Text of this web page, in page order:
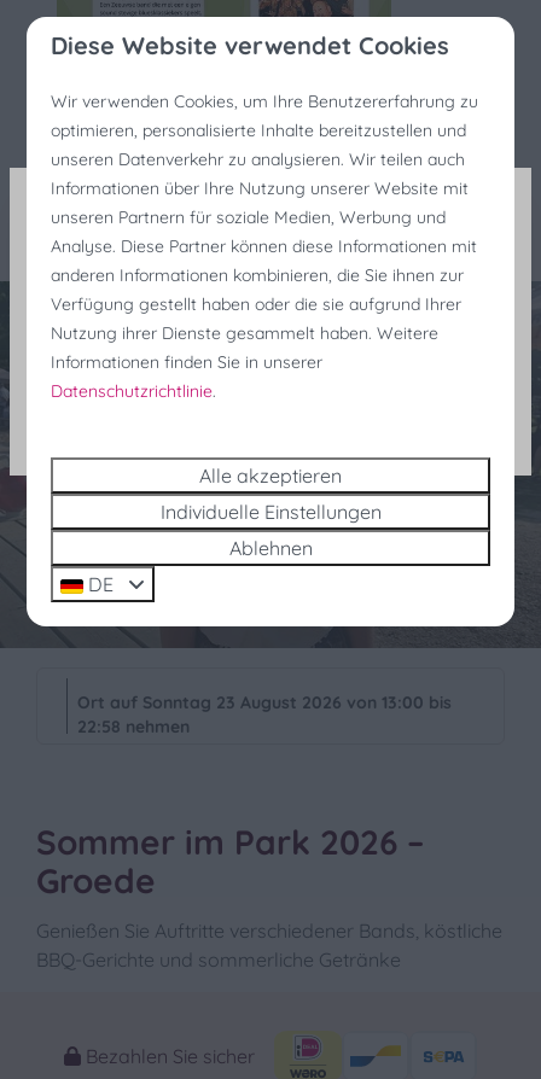
Ort auf Sonntag 23 August 2026 von 13:00 bis
22:58 nehmen
Sommer im Park 2026 –
Groede
Genießen Sie Auftritte verschiedener Bands, köstliche
BBQ-Gerichte und sommerliche Getränke
Bezahlen Sie sicher
Fischereifeste Rabatt
Sind Sie noch auf der Suche nach einer Unterkunft
für die Fischereifeste? Profitieren Sie noch in letzter
Minute von 25 % Rabatt!
Diese Website verwendet Cookies
Wir verwenden Cookies, um Ihre Benutzererfahrung zu
optimieren, personalisierte Inhalte bereitzustellen und
unseren Datenverkehr zu analysieren. Wir teilen auch
Informationen über Ihre Nutzung unserer Website mit
unseren Partnern für soziale Medien, Werbung und
Analyse. Diese Partner können diese Informationen mit
anderen Informationen kombinieren, die Sie ihnen zur
Verfügung gestellt haben oder die sie aufgrund Ihrer
Nutzung ihrer Dienste gesammelt haben. Weitere
Informationen finden Sie in unserer
Datenschutzrichtlinie.
Alle akzeptieren
Individuelle Einstellungen
Ablehnen
DE